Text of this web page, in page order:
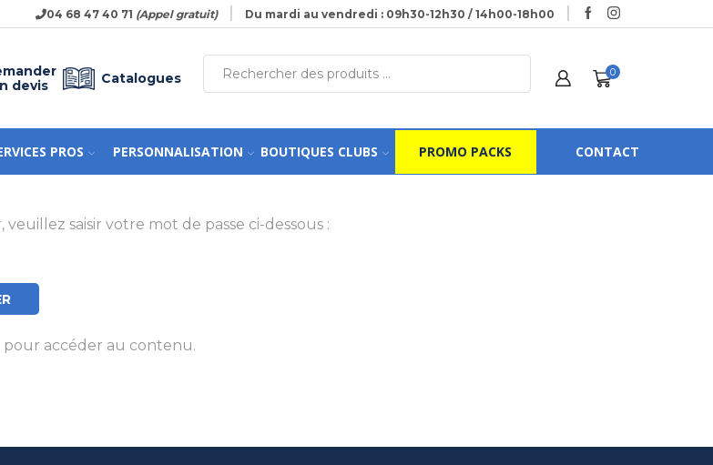
04 68 47 40 71 (Appel gratuit) Du mardi au vendredi : 09h30-12h30 / 14h00-18h00
devis
Catalogues 0
PROS PERSONNALISATION BOUTIQUES CLUBS PROMO PACKS CONTACT
saisir votre mot de passe ci-dessous :
pour accéder au contenu.